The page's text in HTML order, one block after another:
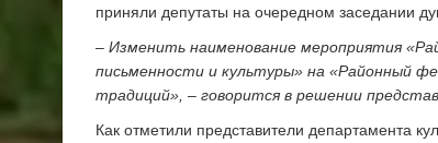
приняли депутаты на очередном заседании
– Изменить наименование мероприятия
письменности и культуры» на «Районный
традиций», – говорится в решении
Как отметили представители департамента